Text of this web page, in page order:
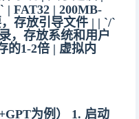
| FAT32 | 200MB-
存放引导文件 | | `/`
，存放系统和用户
的1-2倍 | 虚拟内
为例） 1. 启动